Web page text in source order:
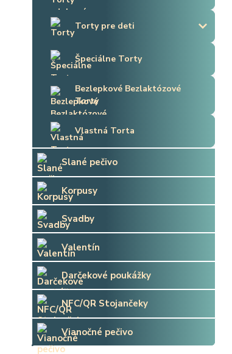
Torty pre deti
Špeciálne Torty
Bezlepkové Bezlaktózové
Torty
Vlastná Torta
Slané pečivo
Korpusy
Svadby
Valentín
Darčekové poukážky
NFC/QR Stojančeky
Vianočné pečivo